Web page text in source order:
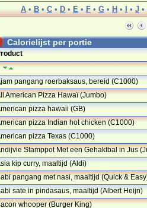
A • B • C • D • E • F • G • H • • J •
Calorielijst per portie
pangang roerbaksaus, bereid (C1000)
American Pizza Hawaï (Jumbo)
pizza hawaii (GB)
pizza Indian hot chicken (C1000)
pizza Texas (C1000)
Stamppot Met een Gehaktbal in Jus
kip curry, maaltijd (Aldi)
pangang met nasi, maaltijd (Quick &
sate in pindasaus, maaltijd (Albert Heijn)
whooper (Burger King)